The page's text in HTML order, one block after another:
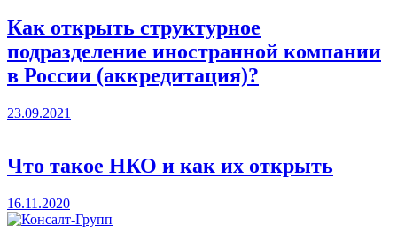
Как открыть структурное
подразделение иностранной компании
в России (аккредитация)?
23.09.2021
Что такое НКО и как их открыть
16.11.2020